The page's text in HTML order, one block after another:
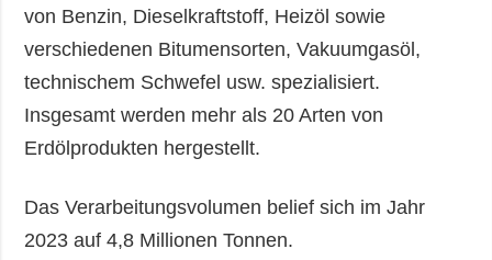
von Benzin, Dieselkraftstoff, Heizöl sowie
verschiedenen Bitumensorten, Vakuumgasöl,
technischem Schwefel usw. spezialisiert.
Insgesamt werden mehr als 20 Arten von
Erdölprodukten hergestellt.
Das Verarbeitungsvolumen belief sich im Jahr
2023 auf 4,8 Millionen Tonnen.